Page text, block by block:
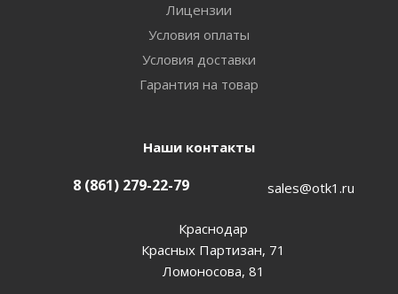
Лицензии
Условия оплаты
Условия доставки
Гарантия на товар
Наши контакты
8 (861) 279-22-79 sales@otk1.ru
Краснодар
Красных Партизан, 71
Ломоносова, 81